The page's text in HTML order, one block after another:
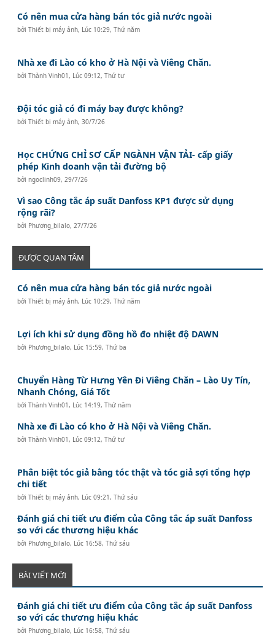
Có nên mua cửa hàng bán tóc giả nước ngoài
bởiThiết bị máy ảnh, Lúc 10:29, Thứ năm
Nhà xe đi Lào có kho ở Hà Nội và Viêng Chăn.
bởiThành Vinh01 , Lúc 09:12, Thứ tư
Đội tóc giả có đi máy bay được không?
bởiThiết bị máy ảnh,30/7/26
Học CHỨNG CHỈ SƠ CẤP NGÀNH VẬN TẢI- cấp giấy
phép Kinh doanh vận tải đường bộ
bởingoclinh09, 29/7/26
Vì sao Công tắc áp suất Danfoss KP1 được sử dụng
rộng rãi?
bởi Phương_bilalo, 27/7/26
ĐƯỢC QUAN TÂM
Có nên mua cửa hàng bán tóc giả nước ngoài
bởiThiết bị máy ảnh, Lúc 10:29, Thứ năm
Lợi ích khi sử dụng đồng hồ đo nhiệt độ DAWN
bởi Phương_bilalo, Lúc 15:59, Thứ ba
Chuyển Hàng Từ Hưng Yên Đi Viêng Chăn – Lào Uy Tín,
Nhanh Chóng, Giá Tốt
bởiThành Vinh01 , Lúc 14:19, Thứ năm
Nhà xe đi Lào có kho ở Hà Nội và Viêng Chăn.
bởiThành Vinh01 , Lúc 09:12, Thứ tư
Phân biệt tóc giả bằng tóc thật và tóc giả sợi tổng hợp
chi tiết
bởiThiết bị máy ảnh, Lúc 09:21, Thứ sáu
Đánh giá chi tiết ưu điểm của Công tắc áp suất Danfoss
so với các thương hiệu khác
bởi Phương_bilalo, Lúc 16:58, Thứ sáu
BÀI VIẾT MỚI
Đánh giá chi tiết ưu điểm của Công tắc áp suất Danfoss
so với các thương hiệu khác
bởi Phương_bilalo, Lúc 16:58, Thứ sáu